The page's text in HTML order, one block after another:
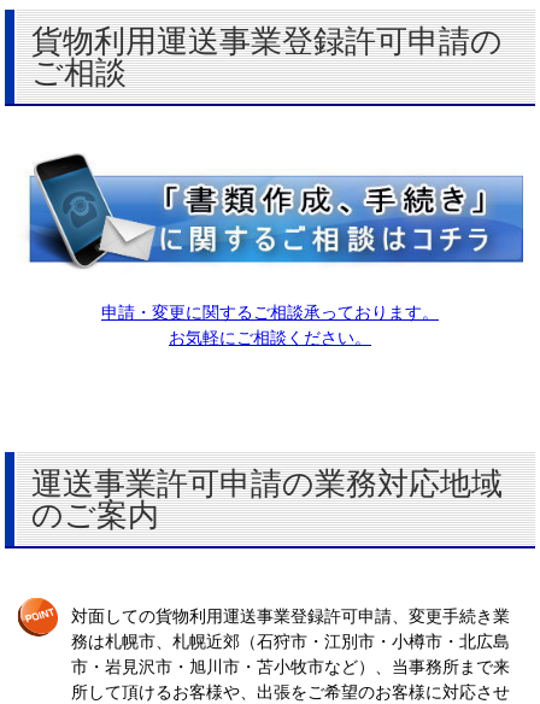
貨物利用運送事業登録許可申請の
ご相談
申請・変更に関するご相談承っております。
お気軽にご相談ください。
運送事業許可申請の業務対応地域
のご案内
対面しての貨物利用運送事業登録許可申請、変更手続き業
務は札幌市、札幌近郊（石狩市・江別市・小樽市・北広島
市・岩見沢市・旭川市・苫小牧市など）、当事務所まで来
所して頂けるお客様や、出張をご希望のお客様に対応させ